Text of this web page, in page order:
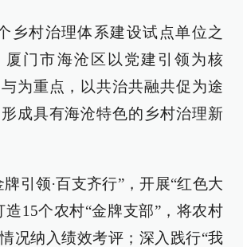
乡村治理体系建设试点单位之
厦门市海沧区以党建引领为核
为重点，以共治共融共促为途
成具有海沧特色的乡村治理新
引领·百支齐行”，开展“红色大
造15个农村“金牌支部”，将农村
况纳入绩效考评；深入践行“我